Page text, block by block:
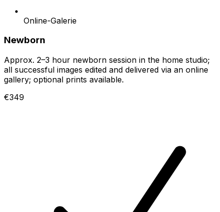
Online-Galerie
Newborn
Approx. 2–3 hour newborn session in the home studio;
all successful images edited and delivered via an online
gallery; optional prints available.
€349